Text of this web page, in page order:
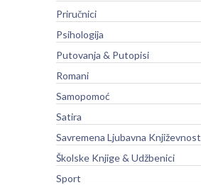
Priručnici
Psihologija
Putovanja & Putopisi
Romani
Samopomoć
Satira
Savremena Ljubavna Književnost
Školske Knjige & Udžbenici
Sport